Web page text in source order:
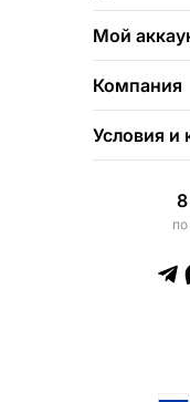
Мой
Компания
Условия и